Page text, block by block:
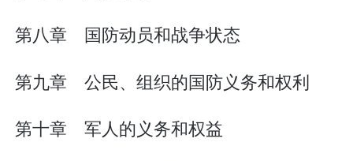
第八章 国防动员和战争状态
第九章 公民、组织的国防义务和权利
第十章 军人的义务和权益